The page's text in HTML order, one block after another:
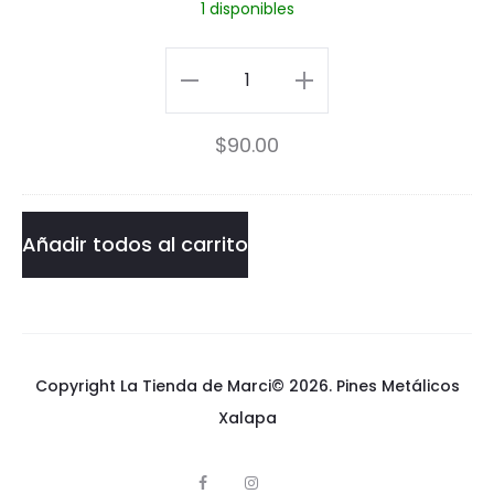
r
o
P
i
e
P
i
n
1 disponibles
Lord
Vader
cantidad
$90.00
Añadir todos al carrito
Copyright La Tienda de Marci© 2026.Pines Metálicos
Xalapa